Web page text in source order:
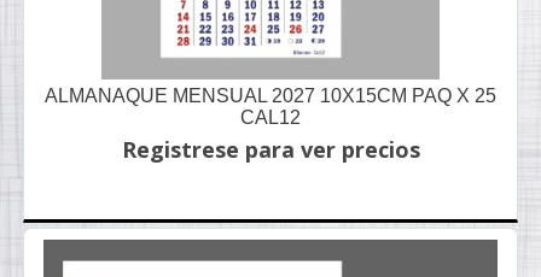
ALMANAQUE MENSUAL 2027 10X15CM PAQ X 25
CAL12
Registrese para ver precios